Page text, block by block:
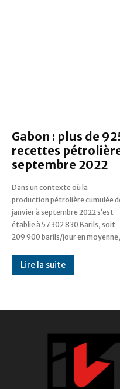
Gabon : plus de
recettes
septembre 2022
Dans un contexte où la
production pétrolière cumulée
janvier à septembre 2022 s’est
établie à 57 302 830 Barils, soit
209 900 barils/jour en moyenne,
les recettes pétrolières se sont
elles aussi appréciées.
pas moins de 925 milliards de fcfa
Lire la suite